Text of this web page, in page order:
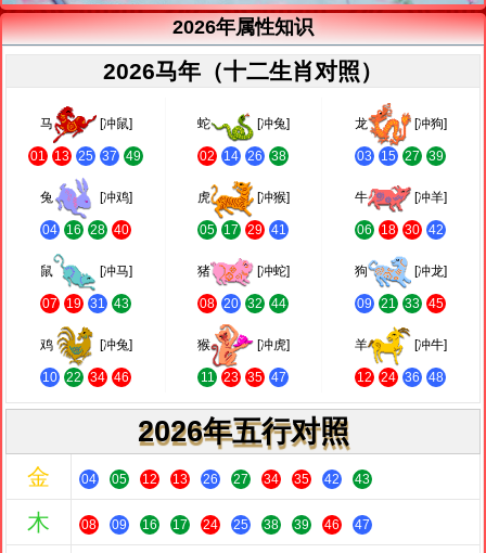
2026年属性知识
2026马年（十二生肖对照）
马 [冲鼠]
01 13 25 37 49
蛇 [冲兔]
02 14 26 38
龙 [冲狗]
03 15 27 39
兔 [冲鸡]
04 16 28 40
虎 [冲猴]
05 17 29 41
牛 [冲羊]
06 18 30 42
鼠 [冲马]
07 19 31 43
猪 [冲蛇]
08 20 32 44
狗 [冲龙]
09 21 33 45
鸡 [冲兔]
10 22 34 46
猴 [冲虎]
11 23 35 47
羊 [冲牛]
12 24 36 48
2026年五行对照
金 04 05 12 13 26 27 34 35 42 43
木 08 09 16 17 24 25 38 39 46 47